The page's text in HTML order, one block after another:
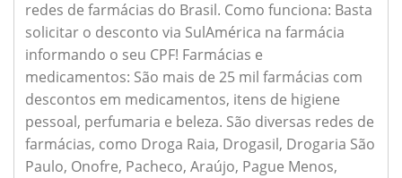
redes de farmácias do Brasil. Como funciona: Basta
solicitar o desconto via SulAmérica na farmácia
informando o seu CPF! Farmácias e
medicamentos: São mais de 25 mil farmácias com
descontos em medicamentos, itens de higiene
pessoal, perfumaria e beleza. São diversas redes de
farmácias, como Droga Raia, Drogasil, Drogaria São
Paulo, Onofre, Pacheco, Araújo, Pague Menos,